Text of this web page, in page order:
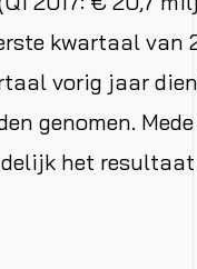
kwartaal van
vorig jaar
genomen.
het